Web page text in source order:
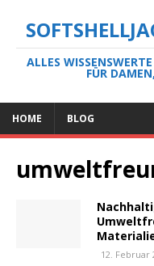
ALLES
FÜR
HOME BLOG
12. Februar